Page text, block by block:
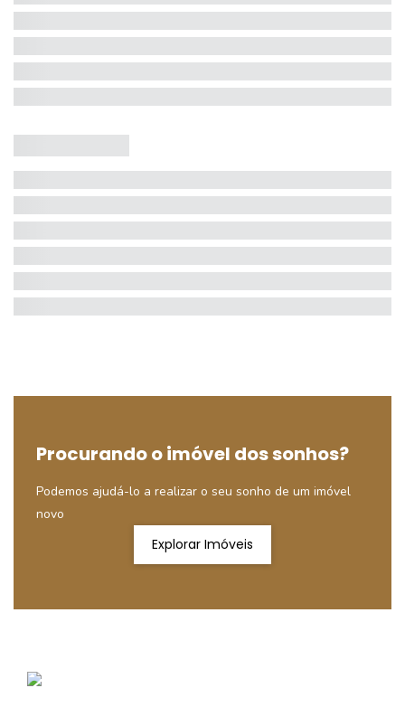
Procurando o imóvel dos sonhos?
Podemos ajudá-lo a realizar o seu sonho de um imóvel
novo
Explorar Imóveis